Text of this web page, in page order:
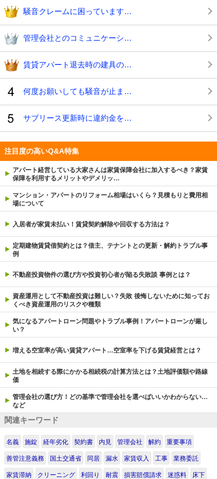
騒音クレームに困っています…
管理会社とのコミュニケーシ…
賃貸アパート退去時の建具の…
何度お願いしても騒音が止ま…
サブリース更新時に違約金を…
注目度の高いQ&A特集
アパート経営している大家さんは家賃保障会社に加入するべき？家賃
保障を利用するメリットやデメリッ…
マンション・アパートのリフォーム相場はいくら？見積もりと費用相
場について
入居者が家賃未払い！賃貸契約解除や回収する方法は？
定期建物賃貸借契約とは？借主、テナントとの更新・解約トラブル事
例
不動産投資物件の選び方や投資初心者が陥る失敗談 事例とは？
資産運用として不動産投資は難しい？失敗 後悔しないために知ってお
くべき資産運用のリスクや種類
気になるアパートローン問題やトラブル事例！アパートローンが厳し
い？
増える空室率が高い賃貸アパート…空室率を下げる賃貸経営とは？
土地を相続する際にかかる相続税の計算方法とは？土地評価額や路線
価
管理会社の選び方！どの基準で管理会社を選べばいいかわからない…
など
関連キーワード
名義 施錠 経年劣化 契約書 内見 管理会社 解約 重要事項
善管注意義務 国土交通省 同居 漏水 家賃収入 工事 業務委託
家賃滞納 クリーニング 利回り 耐震 損害賠償請求 迷惑料 床下